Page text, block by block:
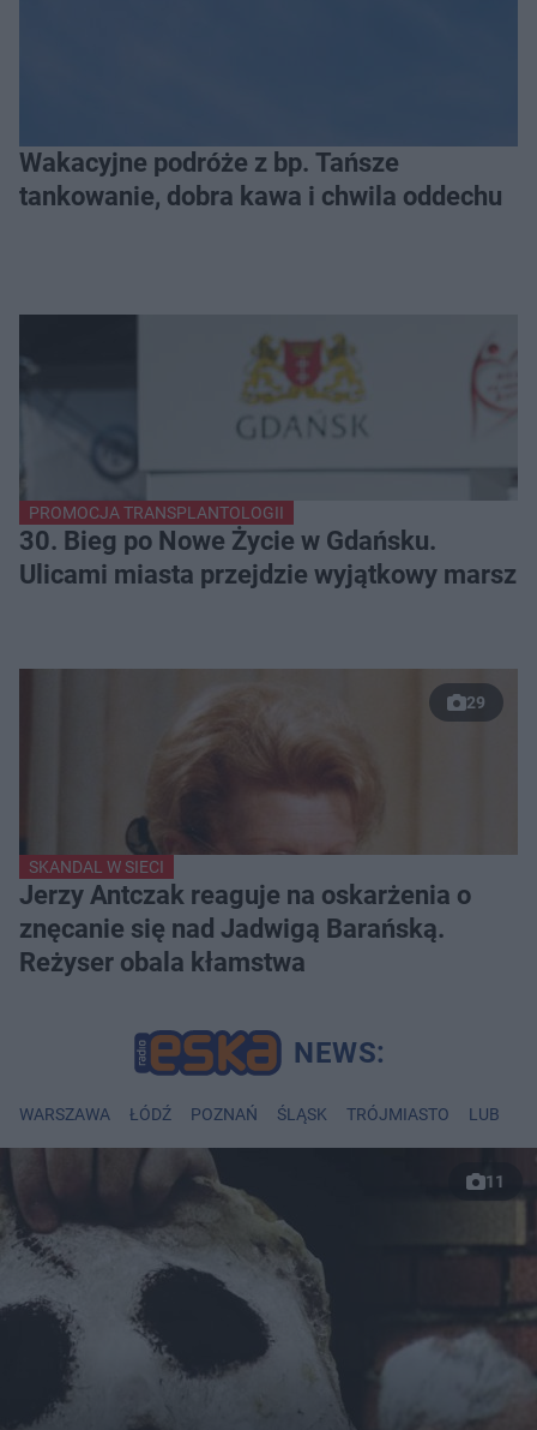
Wakacyjne podróże z bp. Tańsze
tankowanie, dobra kawa i chwila oddechu
PROMOCJA TRANSPLANTOLOGII
30. Bieg po Nowe Życie w Gdańsku.
Ulicami miasta przejdzie wyjątkowy marsz
29
SKANDAL W SIECI
Jerzy Antczak reaguje na oskarżenia o
znęcanie się nad Jadwigą Barańską.
Reżyser obala kłamstwa
WARSZAWA ŁÓDŹ POZNAŃ ŚLĄSK TRÓJMIASTO LUBLIN
11